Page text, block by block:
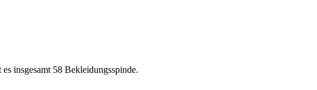
insgesamt 58 Bekleidungsspinde.